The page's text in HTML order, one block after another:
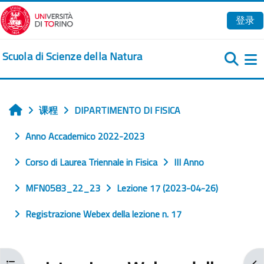
跳到主要内容
登录
Scuola di Scienze della Natura
首页课程
DIPARTIMENTO DI FISICA
Anno Accademico 2022-2023
Corso di Laurea Triennale in Fisica
III Anno
MFN0583_22_23
Lezione 17 (2023-04-26)
Registrazione Webex della lezione n. 17